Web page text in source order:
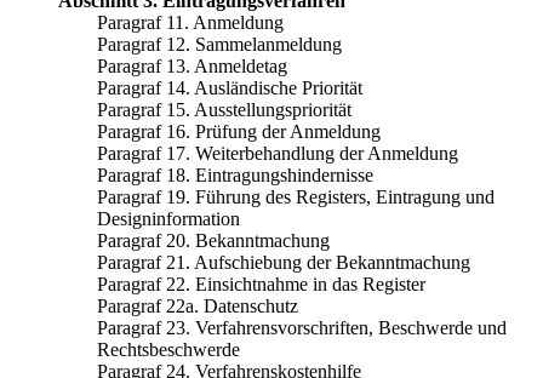
Paragraf 11. Anmeldung
Paragraf 12. Sammelanmeldung
Paragraf 13. Anmeldetag
Paragraf 14. Ausländische Priorität
Paragraf 15. Ausstellungspriorität
Paragraf 16. Prüfung der Anmeldung
Paragraf 17. Weiterbehandlung der Anmeldung
Paragraf 18. Eintragungshindernisse
Paragraf 19. Führung des Registers, Eintragung und
Designinformation
Paragraf 20. Bekanntmachung
Paragraf 21. Aufschiebung der Bekanntmachung
Paragraf 22. Einsichtnahme in das Register
Paragraf 22a. Datenschutz
Paragraf 23. Verfahrensvorschriften, Beschwerde und
Rechtsbeschwerde
Paragraf 24. Verfahrenskostenhilfe